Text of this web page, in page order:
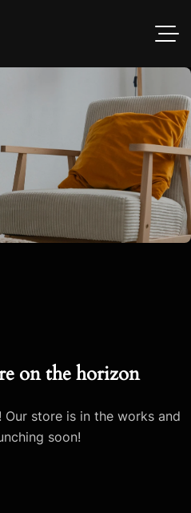
on the horizon
store is in the works and
soon!